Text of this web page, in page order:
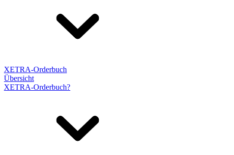
XETRA-Orderbuch
Übersicht
XETRA-Orderbuch?